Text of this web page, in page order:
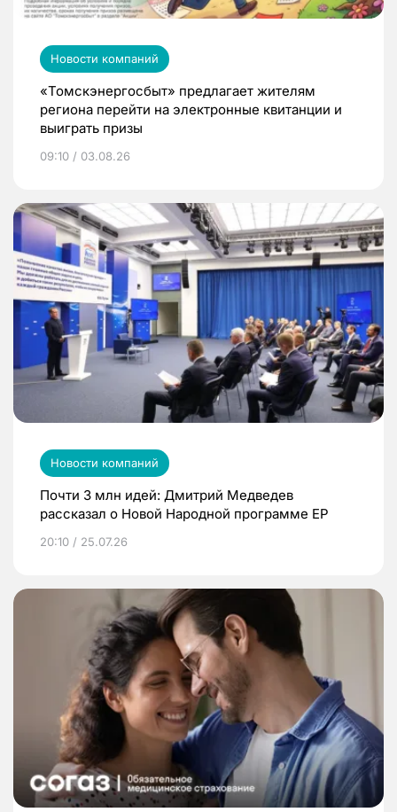
Новости компаний
«Томскэнергосбыт» предлагает жителям
региона перейти на электронные квитанции и
выиграть призы
09:10 / 03.08.26
Новости компаний
Почти 3 млн идей: Дмитрий Медведев
рассказал о Новой Народной программе ЕР
20:10 / 25.07.26